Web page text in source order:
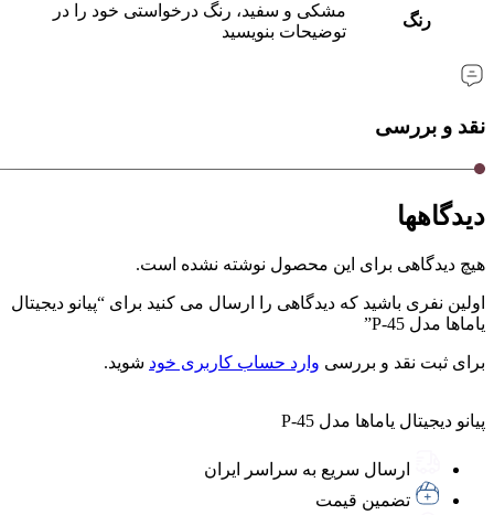
رنگ
مشکی و سفید، رنگ درخواستی خود را در
توضیحات بنویسید
نقد و بررسی
دیدگاهها
هیچ دیدگاهی برای این محصول نوشته نشده است.
اولین نفری باشید که دیدگاهی را ارسال می کنید برای “پیانو دیجیتال
یاماها مدل P-45”
برای ثبت نقد و بررسی وارد حساب کاربری خود شوید.
پیانو دیجیتال یاماها مدل P-45
ارسال سریع به سراسر ایران
تضمین قیمت